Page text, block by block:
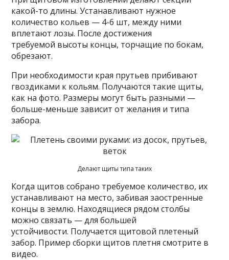
какой-то длины. Устанавливают нужное
количество кольев — 4-6 шт, между ними
вплетают лозы. После достижения
требуемой высоты концы, торчащие по бокам,
обрезают.
При необходимости края прутьев прибивают
гвоздиками к кольям. Получаются такие щиты,
как на фото. Размеры могут быть разными —
больше-меньше зависит от желания и типа
забора.
Делают щиты типа таких
Когда щитов собрано требуемое количество, их
устанавливают на место, забивая заостренные
концы в землю. Находящиеся рядом столбы
можно связать — для большей
устойчивости. Получается щитовой плетеный
забор. Пример сборки щитов плетня смотрите в
видео.